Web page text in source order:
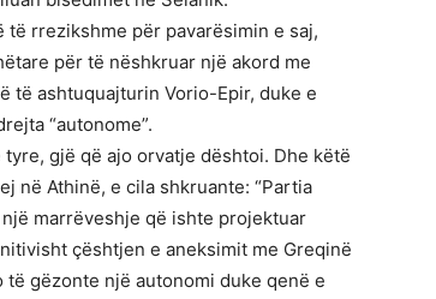
rrezikshme për pavarësimin e saj,
për të nëshkruar një akord me
të ashtuquajturin Vorio-Epir, duke e
“autonome”.
gjë që ajo orvatje dështoi. Dhe këtë
në Athinë, e cila shkruante: “Partia
marrëveshje që ishte projektuar
çështjen e aneksimit me Greqinë
gëzonte një autonomi duke qenë e